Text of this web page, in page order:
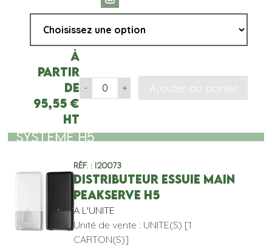
À
partir
de
95,55 €
HT
- + Ajouter au panier
SYSTEME H5
Réf. : I20073
DISTRIBUTEUR ESSUIE MAIN
PEAKSERVE H5
A L'UNITE
Unité de vente : UNITE(S) [1
CARTON(S)]